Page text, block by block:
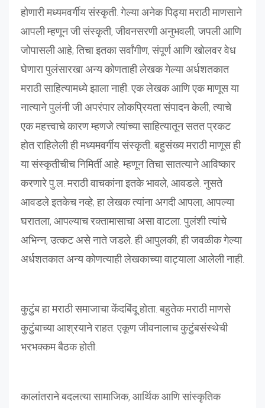
होणारी मध्यमवर्गीय संस्कृती. गेल्या अनेक पिढ्या मराठी माणसाने
आपली म्हणून जी संस्कृती, जीवनसरणी अनुभवली, जपली आणि
जोपासली आहे; तिचा इतका सर्वांगीण, संपूर्ण आणि खोलवर वेध
घेणारा पुलंसारखा अन्य कोणताही लेखक गेल्या अर्धशतकात
मराठी साहित्यामध्ये झाला नाही. एक लेखक आणि एक माणूस या
नात्याने पुलंनी जी अपरंपार लोकप्रियता संपादन केली, त्याचे
एक महत्त्वाचे कारण म्हणजे त्यांच्या साहित्यातून सतत प्रकट
होत राहिलेली ही मध्यमवर्गीय संस्कृती. बहुसंख्य मराठी माणूस ही
या संस्कृतीचीच निमिर्ती आहे. म्हणून तिचा सातत्याने आविष्कार
करणारे पु.ल. मराठी वाचकांना इतके भावले, आवडले. नुसते
आवडले इतकेच नव्हे; हा लेखक त्यांना अगदी आपला, आपल्या
घरातला, आपल्याच रक्तामासाचा असा वाटला. पुलंशी त्यांचे
अभिन्न, उत्कट असे नाते जडले. ही आपुलकी, ही जवळीक गेल्या
अर्धशतकात अन्य कोणत्याही लेखकाच्या वाट्याला आलेली नाही.
कुटुंब हा मराठी समाजाचा केंदबिंदू होता. बहुतेक मराठी माणसे
कुटुंबाच्या आश्रयाने राहत. एकूण जीवनालाच कुटुंबसंस्थेची
भरभक्कम बैठक होती.
कालांतराने बदलत्या सामाजिक, आर्थिक आणि सांस्कृतिक